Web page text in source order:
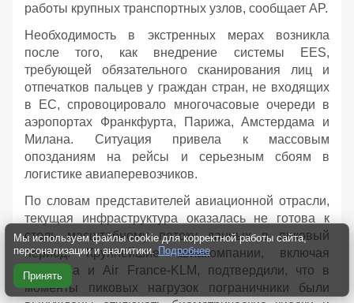
работы крупных транспортных узлов, сообщает AP.
Необходимость в экстренных мерах возникла
после того, как внедрение системы EES,
требующей обязательного сканирования лиц и
отпечатков пальцев у граждан стран, не входящих
в ЕС, спровоцировало многочасовые очереди в
аэропортах Франкфурта, Парижа, Амстердама и
Милана. Ситуация привела к массовым
опозданиям на рейсы и серьезным сбоям в
логистике авиаперевозчиков.
По словам представителей авиационной отрасли,
текущая инфраструктура оказалась не готова к
столь масштабному потоку данных в пиковый
период. Крупнейшие авиакомпании, включая
Lufthansa и Air France-KLM, подтвердили, что в
моменты пиковых нагрузок пограничники были
Мы используем файлы cookie для корректной работы сайта,
персонализации и аналитики. Подробнее
Принять